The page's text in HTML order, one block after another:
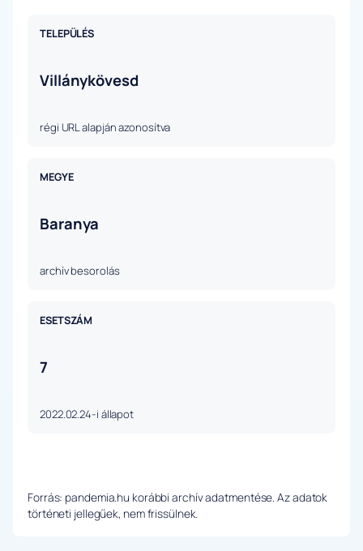
TELEPÜLÉS
Villánykövesd
régi URL alapján azonosítva
MEGYE
Baranya
archív besorolás
ESETSZÁM
7
2022.02.24-i állapot
Forrás: pandemia.hu korábbi archív adatmentése. Az adatok
történeti jellegűek, nem frissülnek.